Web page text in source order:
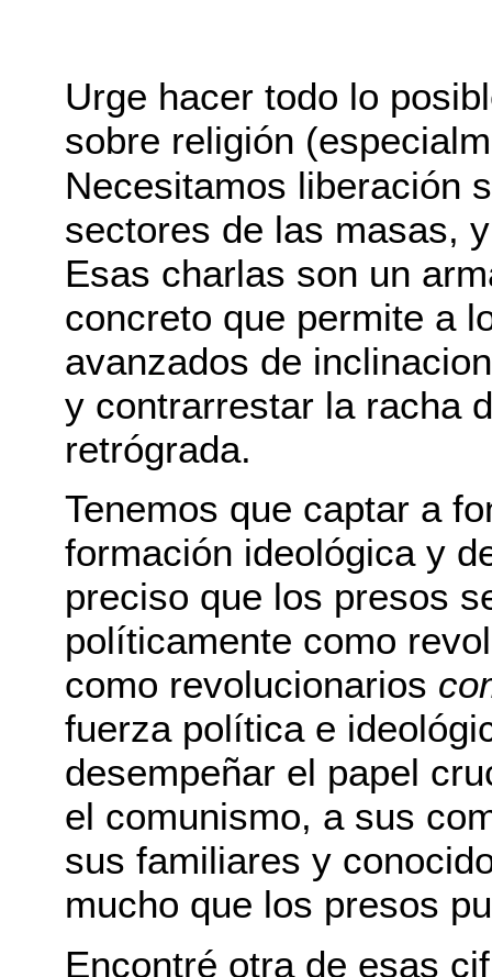
Urge hacer todo lo
sobre religión
Necesitamos liberación
sectores de las masas,
Esas charlas son un
concreto que permite a
avanzados de
y contrarrestar la racha
retrógrada.
Tenemos que captar a
formación ideológica y
preciso que los presos
políticamente como
como revolucionarios
fuerza política e
desempeñar el papel
el comunismo, a sus
sus familiares y
mucho que los presos
Encontré otra de esas